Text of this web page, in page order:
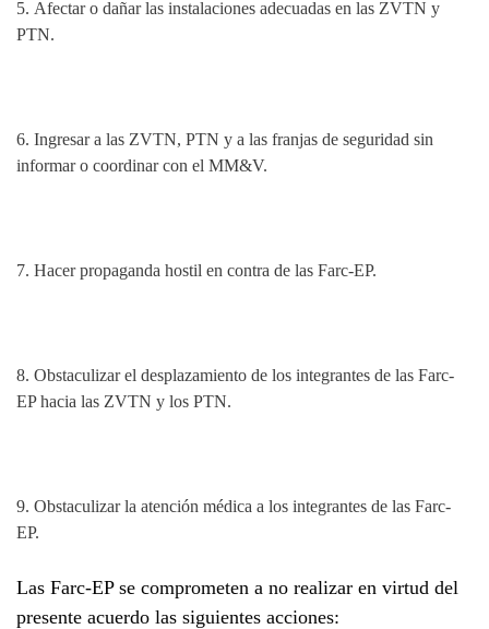
5. Afectar o dañar las instalaciones adecuadas en las ZVTN y
PTN.
6. Ingresar a las ZVTN, PTN y a las franjas de seguridad sin
informar o coordinar con el MM&V.
7. Hacer propaganda hostil en contra de las Farc-EP.
8. Obstaculizar el desplazamiento de los integrantes de las Farc-
EP hacia las ZVTN y los PTN.
9. Obstaculizar la atención médica a los integrantes de las Farc-
EP.
Las Farc-EP se comprometen a no realizar en virtud del
presente acuerdo las siguientes acciones: